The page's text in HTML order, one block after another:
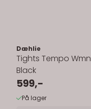
Dæhlie
Tights Tempo Wmn
Black
599,-
På lager